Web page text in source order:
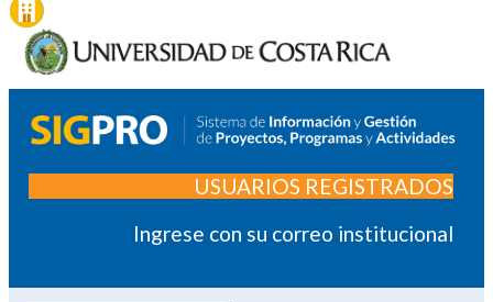
USUARIOS REGISTRADOS
Ingrese con su correo institucional